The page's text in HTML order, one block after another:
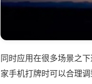
同时应用在很多场景之
家手机打牌时可以合理